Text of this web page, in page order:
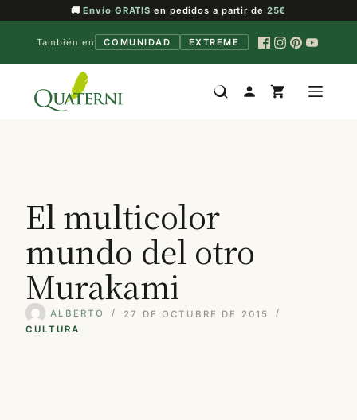
🚚Envío GRATIS en pedidos a partir de 25€
También en COMUNIDAD EXTREME
contenido
El multicolor
mundo del otro
Murakami
ALBERTO
27 DE OCTUBRE DE 2015
CULTURA